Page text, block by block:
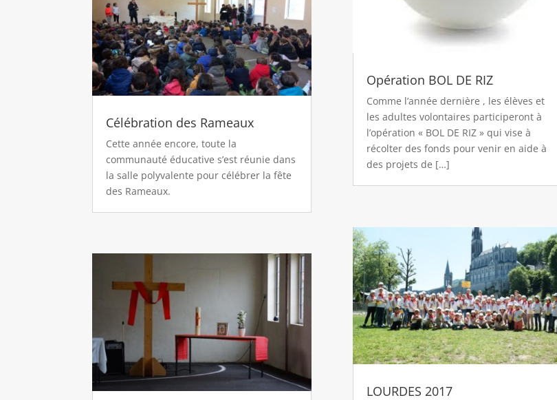
Célébration des Rameaux
Cette année encore, toute la
communauté éducative s’est réunie dans
la salle polyvalente pour célébrer la fête
des Rameaux.
Opération BOL DE RIZ
Comme l’année dernière , les élèves et
les adultes volontaires participeront à
l’opération « BOL DE RIZ » qui vise à
récolter des fonds pour venir en aide à
des projets de […]
LOURDES 2017